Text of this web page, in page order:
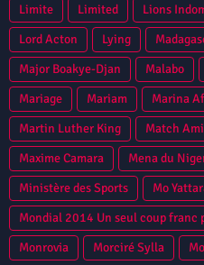
Limite
Limited
Lions
Lord Acton
Lying
Major Boakye-Djan
Malabo
Mariage
Mariam Marina
Martin Luther King
Match
Maxime Camara
Mena du
Ministère des Sports
Mo
Mondial 2014 Un seul coup franc
Monrovia
Morciré Sylla